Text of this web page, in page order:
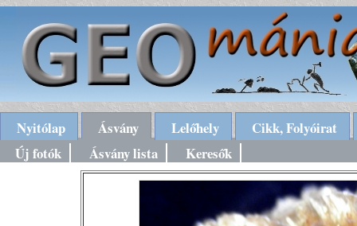
Nyitólap Ásvány Lelőhely
Cikk, Folyóirat
Új fotók
Ásvány lista Keresők